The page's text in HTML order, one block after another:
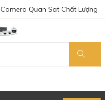
Camera Quan Sat Chất Lượng